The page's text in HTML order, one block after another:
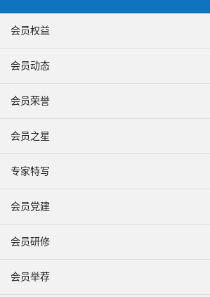
会员权益
会员动态
会员荣誉
会员之星
专家特写
会员党建
会员研修
会员举荐